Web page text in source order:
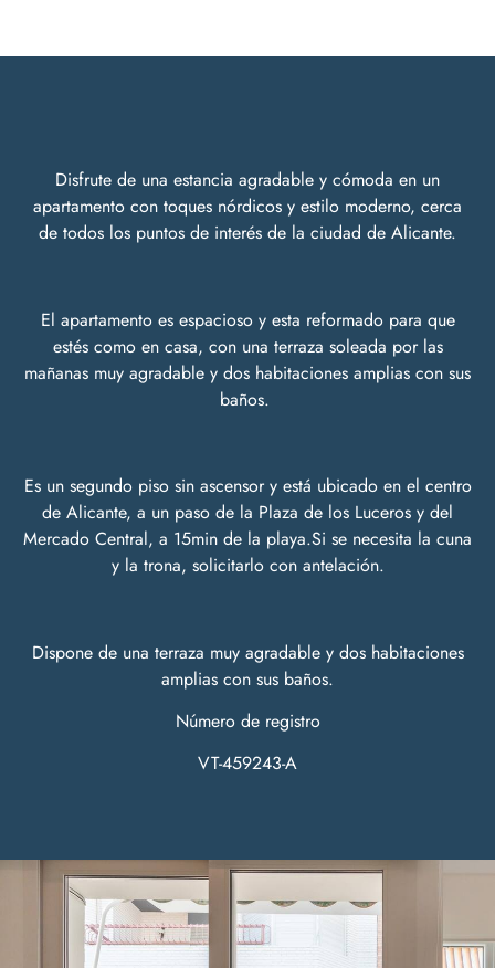
Disfrute de una estancia agradable y cómoda en un
apartamento con toques nórdicos y estilo moderno, cerca
de todos los puntos de interés de la ciudad de Alicante.
El apartamento es espacioso y esta reformado para que
estés como en casa, con una terraza soleada por las
mañanas muy agradable y dos habitaciones amplias con sus
baños.
Es un segundo piso sin ascensor y está ubicado en el centro
de Alicante, a un paso de la Plaza de los Luceros y del
Mercado Central, a 15min de la playa.Si se necesita la cuna
y la trona, solicitarlo con antelación.
Dispone de una terraza muy agradable y dos habitaciones
amplias con sus baños.
Número de registro
VT-459243-A